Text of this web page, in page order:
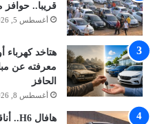
قريبا.. حوافز
أغسطس 5, 2026
هتاخد كهرباء
معرفته عن
الحافز
أغسطس 8, 2026